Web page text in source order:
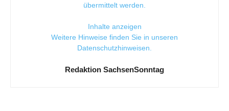
übermittelt werden.
Inhalte anzeigen
Weitere Hinweise finden Sie in unseren
Datenschutzhinweisen
Redaktion SachsenSonntag